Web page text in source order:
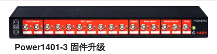
新聞
产品
Power1401-3 固件升级